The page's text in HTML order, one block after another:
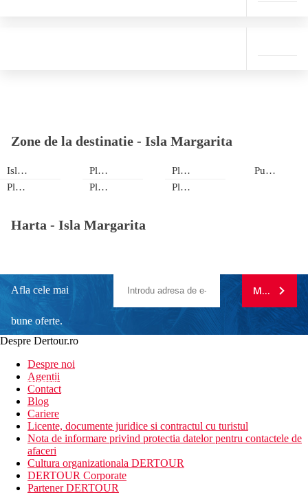
Zone de la destinatie - Isla Margarita
Isla Coche
Playa Caribe, Juan Griego
Playa El Agua
Playa El Tirano
Playa El Yaque
Playa Puerto Cruz
Puerto Viejo
Harta - Isla Margarita
Afla cele mai
bune oferte.
newsletter!
MA
Despre Dertour.ro
Despre noi
Agentii
Contact
Blog
Cariere
Licente, documente juridice si contractul cu turistul
Nota de informare privind protectia datelor pentru contactele de
afaceri
Cultura organizationala DERTOUR
DERTOUR Corporate
Partener DERTOUR